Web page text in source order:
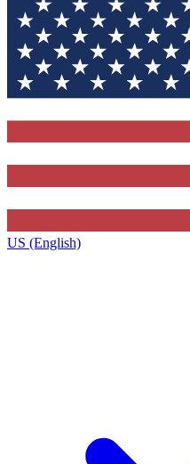
US (English)